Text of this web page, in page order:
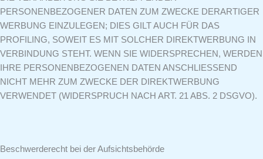
PERSONENBEZOGENER DATEN ZUM ZWECKE DERARTIGER
WERBUNG EINZULEGEN; DIES GILT AUCH FÜR DAS
PROFILING, SOWEIT ES MIT SOLCHER DIREKTWERBUNG IN
VERBINDUNG STEHT. WENN SIE WIDERSPRECHEN, WERDEN
IHRE PERSONENBEZOGENEN DATEN ANSCHLIESSEND
NICHT MEHR ZUM ZWECKE DER DIREKTWERBUNG
VERWENDET (WIDERSPRUCH NACH ART. 21 ABS. 2 DSGVO).
Beschwerderecht bei der Aufsichtsbehörde